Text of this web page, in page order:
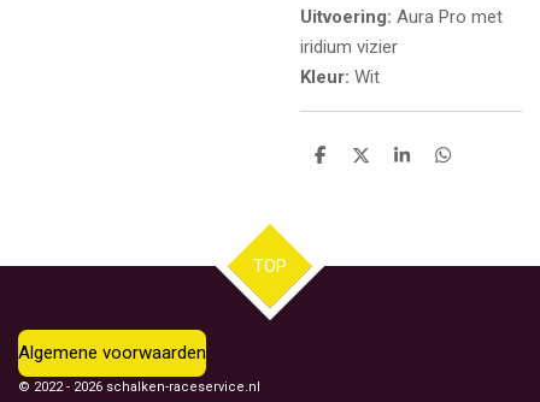
Uitvoering: Aura Pro met
iridium vizier
Kleur: Wit
D
D
S
D
TOP
Algemene voorwaarden
© 2022 - 2026 schalken-raceservice.nl